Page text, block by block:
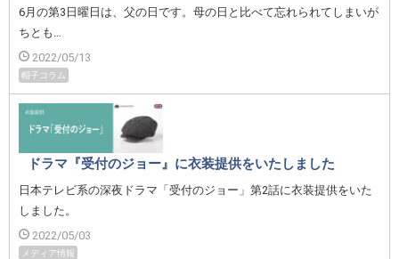
6月の第3日曜日は、父の日です。母の日と比べて忘れられてしまいが
ちとも…
2022/05/13
帽子コラム
ドラマ『受付のジョー』に衣装提供をいたしました
日本テレビ系の深夜ドラマ「受付のジョー」第2話に衣装提供をいた
しました。
2022/05/03
メディア情報